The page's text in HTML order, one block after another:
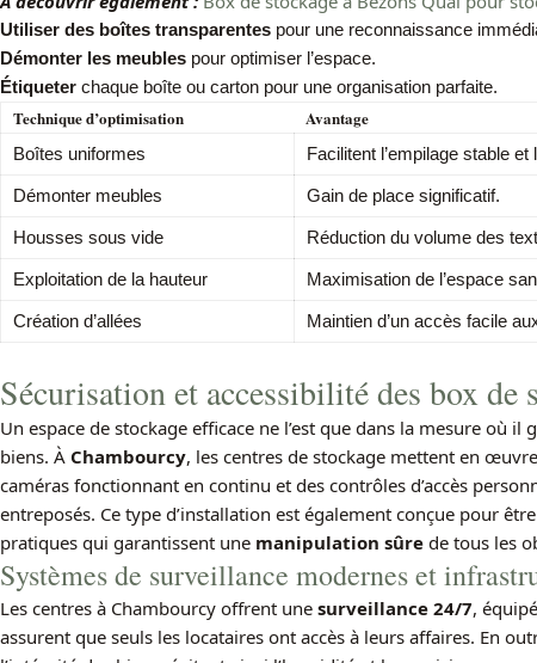
Utiliser des boîtes transparentes pour une reconnaissance
Démonter les meubles pour optimiser l’espace.
Étiqueter chaque boîte ou carton pour une organisation parfaite.
Technique d’optimisation Avantage
Boîtes uniformes Facilitent l’empilage stable et
Démonter meubles Gain de place significatif.
Housses sous vide Réduction du volume des
Exploitation de la hauteur Maximisation de l’espace
Création d’allées Maintien d’un accès facile
Sécurisation et accessibilité des box de
Un espace de stockage efficace ne l’est que dans la mesure où il
biens. À Chambourcy, les centres de stockage mettent en
caméras fonctionnant en continu et des contrôles d’accès
entreposés. Ce type d’installation est également conçue pour
pratiques qui garantissent une manipulation sûre de tous les
Systèmes de surveillance modernes et
Les centres à Chambourcy offrent une surveillance 24/7,
assurent que seuls les locataires ont accès à leurs affaires. En